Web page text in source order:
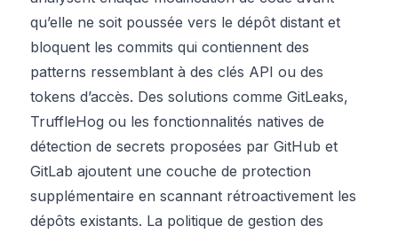
qu’elle ne soit poussée vers le dépôt distant et
bloquent les commits qui contiennent des
patterns ressemblant à des clés API ou des
tokens d’accès. Des solutions comme GitLeaks,
TruffleHog ou les fonctionnalités natives de
détection de secrets proposées par GitHub et
GitLab ajoutent une couche de protection
supplémentaire en scannant rétroactivement les
dépôts existants. La politique de gestion des